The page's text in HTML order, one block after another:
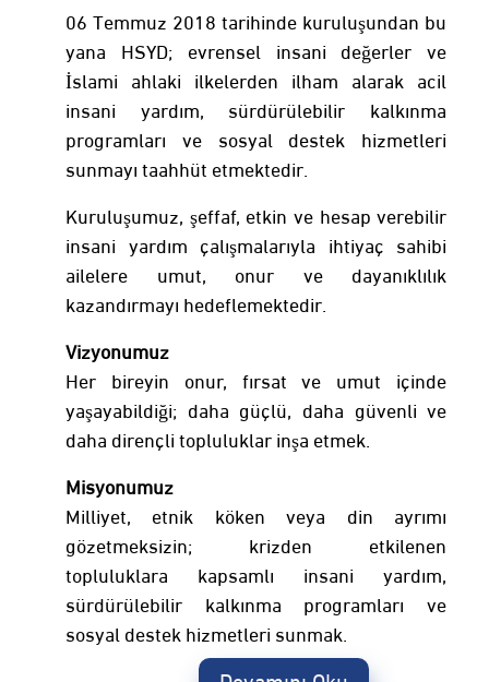
06 Temmuz 2018 tarihinde kuruluşundan bu
yana HSYD; evrensel insani değerler ve
İslami ahlaki ilkelerden ilham alarak acil
insani yardım, sürdürülebilir kalkınma
programları ve sosyal destek hizmetleri
sunmayı taahhüt etmektedir.
Kuruluşumuz, şeffaf, etkin ve hesap verebilir
insani yardım çalışmalarıyla ihtiyaç sahibi
ailelere umut, onur ve dayanıklılık
kazandırmayı hedeflemektedir.
Vizyonumuz
Her bireyin onur, fırsat ve umut içinde
yaşayabildiği; daha güçlü, daha güvenli ve
daha dirençli topluluklar inşa etmek.
Misyonumuz
Milliyet, etnik köken veya din ayrımı
gözetmeksizin; krizden etkilenen
topluluklara kapsamlı insani yardım,
sürdürülebilir kalkınma programları ve
sosyal destek hizmetleri sunmak.